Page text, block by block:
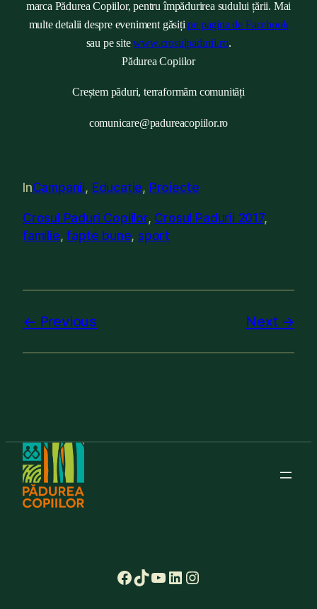
marca Pădurea Copiilor, pentru împădurirea sudului țării. Mai
multe detalii despre eveniment găsițipe pagina de Facebook
sau pe sitewww.crosulpadurii.ro.
Pădurea Copiilor
Creștem păduri, terraformăm comunități
comunicare@padureacopiilor.ro
InCampanii, Educație, Proiecte
Crosul Paduri Copiilor, Crosul Padurii 2017
familie, fapte bune, sport
Previous Next
Facebook
TikTok
YouTube
LinkedIn
Instagram